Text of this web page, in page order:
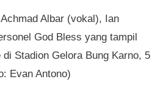
Albar (vokal), Ian
God Bless yang tampil
Stadion Gelora Bung Karno, 5
Evan Antono)